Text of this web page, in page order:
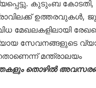
കുടുംബ
ഉത്തരവുകൾ,
മേഖലകളിലായി
സേവനങ്ങളുടെ
മന്ത്രാലയം
തൊഴിൽ